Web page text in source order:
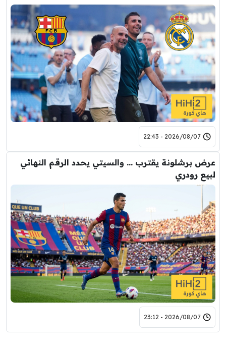
2026/08/07 - 22:43
عرض برشلونة يقترب … والسيتي يحدد الرقم النهائي
لبيع رودري
2026/08/07 - 23:12